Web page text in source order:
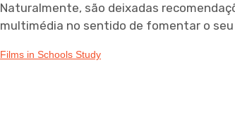
Naturalmente, são deixadas
multimédia no sentido de fomentar o seu
Films in Schools Study